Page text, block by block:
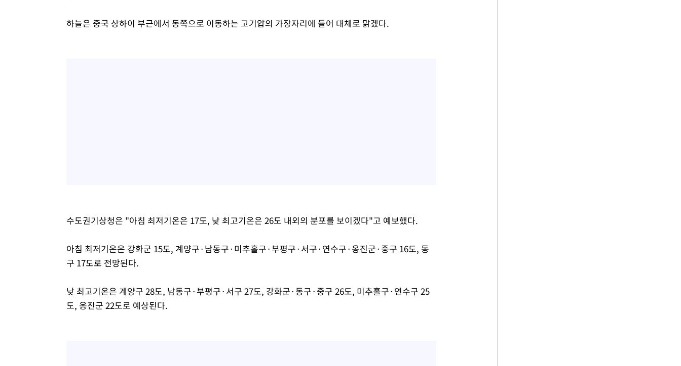
[속보]종합특검, '계엄 수용공간 확보' 신용해 前교정본부장 기소
하늘은 중국 상하이 부근에서 동쪽으로 이동하는 고기압의 가장자리에 들어 대체로 맑겠다.
수도권기상청은 "아침 최저기온은 17도, 낮 최고기온은 26도 내외의 분포를 보이겠다"고 예보했다.
아침 최저기온은 강화군 15도, 계양구·남동구·미추홀구·부평구·서구·연수구·옹진군·중구 16도, 동
구 17도로 전망된다.
낮 최고기온은 계양구 28도, 남동구·부평구·서구 27도, 강화군·동구·중구 26도, 미추홀구·연수구 25
도, 옹진군 22도로 예상된다.